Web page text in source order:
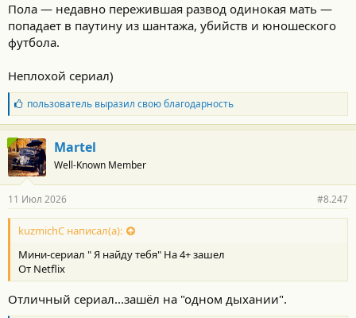
Пола — недавно пережившая развод одинокая мать —
попадает в паутину из шантажа, убийств и юношеского
футбола.
Неплохой сериал)
Б
л
а
г
о
д
а
н
о
с
и
:
пользовательвыразил свою благодарность
Martel
Well-Known Member
11 Июл 2026 #8.247
kuzmichC написал(а):
Мини-сериал " Я найду тебя" На 4+ зашел
От Netflix
Отличный сериал...зашёл на "одном дыхании".